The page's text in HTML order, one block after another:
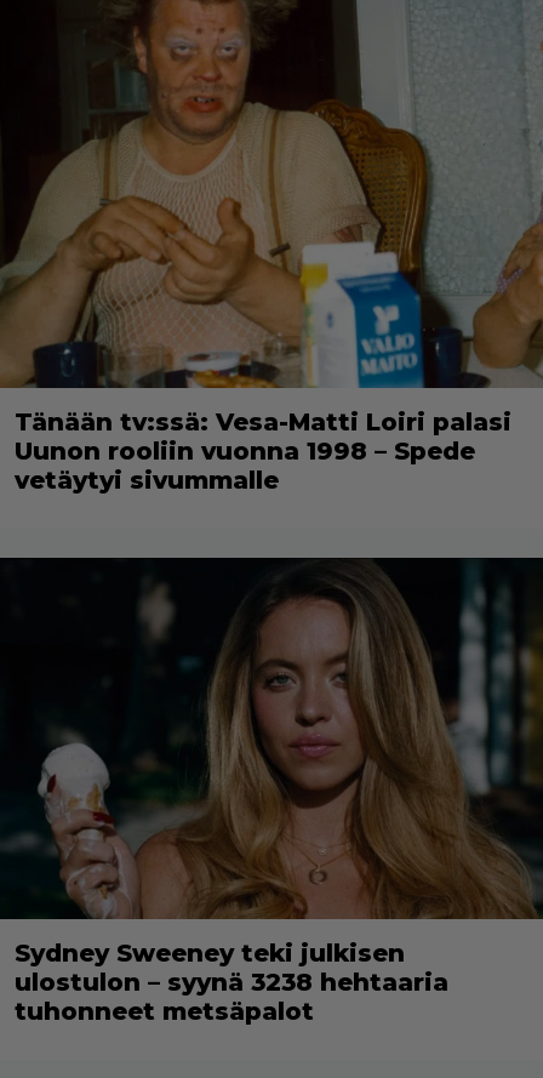
Tänään tv:ssä: Vesa-Matti Loiri palasi
Uunon rooliin vuonna 1998 – Spede
vetäytyi sivummalle
Sydney Sweeney teki julkisen
ulostulon – syynä 3238 hehtaaria
tuhonneet metsäpalot